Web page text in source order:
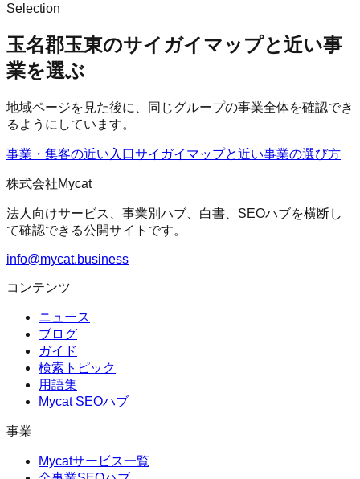
Selection
玉名郡玉東のサイガイマップと近い事
業を選ぶ
地域ページを見た後に、同じグループの事業全体を確認でき
るようにしています。
事業・集客の近い入口サイガイマップと近い事業の選び方
株式会社Mycat
法人向けサービス、事業別ハブ、白書、SEOハブを横断し
て確認できる公開サイトです。
info@mycat.business
コンテンツ
ニュース
ブログ
ガイド
検索トピック
用語集
Mycat SEOハブ
事業
Mycatサービス一覧